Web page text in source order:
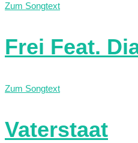
Zum Songtext
Frei Feat.
Zum Songtext
Vaterstaat